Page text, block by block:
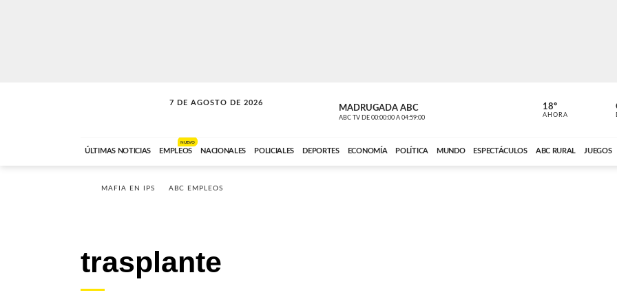
7 DE AGOSTO DE 2026
SOLO MÚSICA MADRUGADA ABC
ABC TV DE 00:00:00 A 04:59:00 ABC CARDINAL
18º
AHORA
ÚLTIMAS NOTICIAS EMPLEOS
NUEVO
NACIONALES POLICIALES DEPORTES ECONOMÍA POLÍTICA MUNDO ESPECTÁCULOS ABC RURAL JUEGOS
MAFIA EN IPS ABC EMPLEOS
trasplante